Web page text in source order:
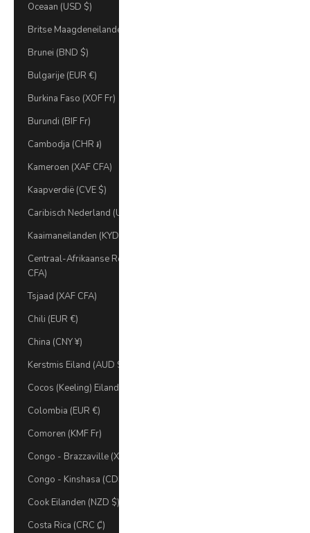
Oceaan (USD $)
Britse Maagdeneilanden (USD $)
Brunei (BND $)
Bulgarije (EUR €)
Burkina Faso (XOF Fr)
Burundi (BIF Fr)
Cambodja (CHR ៛)
Kameroen (XAF CFA)
Kaapverdië (CVE $)
Caribisch Nederland (USD $)
Kaaimaneilanden (KYD $)
Centraal-Afrikaanse Republiek (XAF
CFA)
Tsjaad (XAF CFA)
Chili (EUR €)
China (CNY ¥)
Kerstmis Eiland (AUD $)
Cocos (Keeling) Eilanden (AUD $)
Colombia (EUR €)
Comoren (KMF Fr)
Congo - Brazzaville (XAF CFA)
Congo - Kinshasa (CDF Fr)
Cook Eilanden (NZD $)
Costa Rica (CRC ₡)